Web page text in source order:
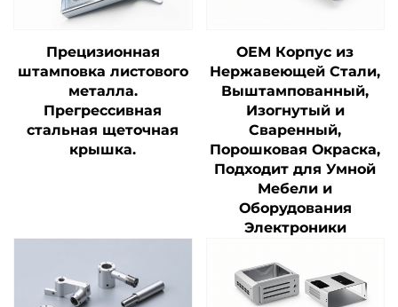
Прецизионная
штамповка листового
металла.
Прегрессивная
стальная щеточная
крышка.
ОЕМ Корпус из
Нержавеющей Стали,
Выштампованный,
Изогнутый и
Сваренный,
Порошковая Окраска,
Подходит для Умной
Мебели и
Оборудования
Электроники